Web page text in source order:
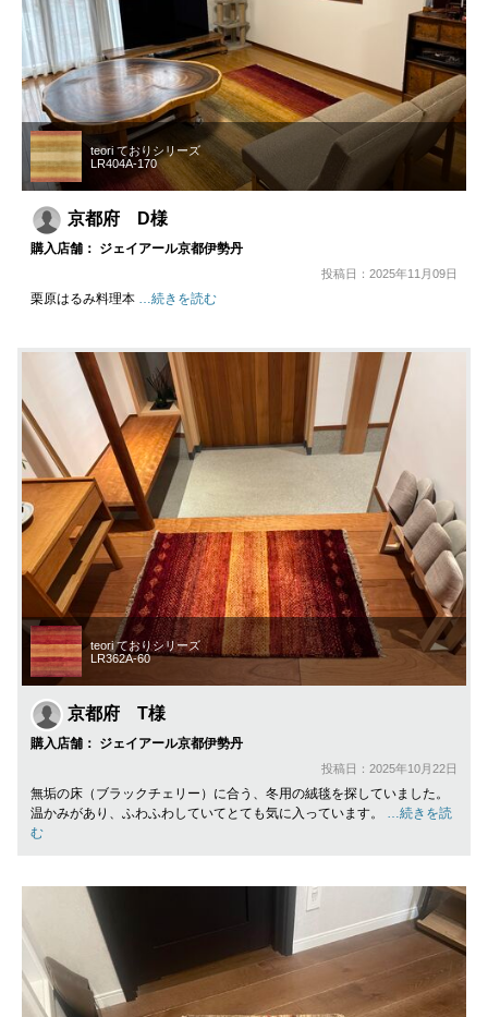
teori ておりシリーズ
LR404A-170
京都府 D様
購入店舗： ジェイアール京都伊勢丹
投稿日：2025年11月09日
栗原はるみ料理本 …続きを読む
teori ておりシリーズ
LR362A-60
京都府 T様
購入店舗： ジェイアール京都伊勢丹
投稿日：2025年10月22日
無垢の床（ブラックチェリー）に合う、冬用の絨毯を探していました。
温かみがあり、ふわふわしていてとても気に入っています。 …続きを読
む